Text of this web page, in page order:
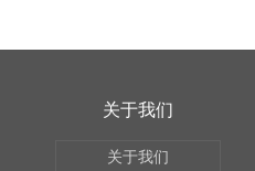
关于我们
关于我们